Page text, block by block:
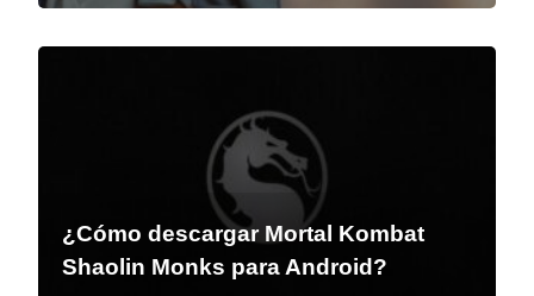
¿Cómo descargar Mortal Kombat
Shaolin Monks para Android?